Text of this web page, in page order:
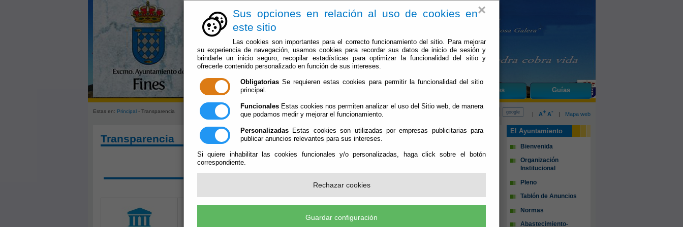
×
Sus opciones en relación al uso de cookies en
este sitio
Las cookies son importantes para el correcto funcionamiento del sitio. Para mejorar
su experiencia de navegación, usamos cookies para recordar sus datos de inicio de sesión y
brindarle un inicio seguro, recopilar estadísticas para optimizar la funcionalidad del sitio y
ofrecerle contenido personalizado en función de sus intereses.
Obligatorias Se requieren estas cookies para permitir la funcionalidad del sitio
principal.
Funcionales Estas cookies nos permiten analizar el uso del Sitio web, de manera
que podamos medir y mejorar el funcionamiento.
Personalizadas Estas cookies son utilizadas por empresas publicitarias para
publicar anuncios relevantes para sus intereses.
Si quiere inhabilitar las cookies funcionales y/o personalizadas, haga click sobre el botón
correspondiente.
Rechazar cookies
Guardar configuración
Fines Guías
Estas en: Principal- Transparencia | A+ A- | Mapa web
El Ayuntamiento
Bienvenida
Organización
Institucional
Pleno
Tablón de Anuncios
Normas
Abastecimiento-
Transparencia
SOLICITAR ACCESO A LA INFORMACION